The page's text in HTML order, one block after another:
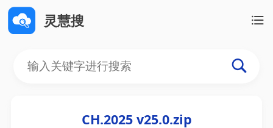
灵慧搜
CH.2025 v25.0.zip